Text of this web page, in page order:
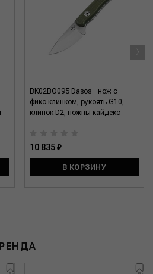
BK02BO095 Dasos - нож c
фикс.клинком, рукоять G10,
клинок D2, ножны кайдекс
10 835 ₽
В КОРЗИНУ
›